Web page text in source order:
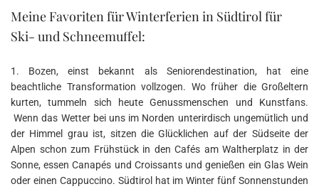
Meine Favoriten für Winterferien in Südtirol für
Ski- und Schneemuffel:
1. Bozen, einst bekannt als Seniorendestination, hat eine
beachtliche Transformation vollzogen. Wo früher die Großeltern
kurten, tummeln sich heute Genussmenschen und Kunstfans.
Wenn das Wetter bei uns im Norden unterirdisch ungemütlich und
der Himmel grau ist, sitzen die Glücklichen auf der Südseite der
Alpen schon zum Frühstück in den Cafés am Waltherplatz in der
Sonne, essen Canapés und Croissants und genießen ein Glas Wein
oder einen Cappuccino. Südtirol hat im Winter fünf Sonnenstunden